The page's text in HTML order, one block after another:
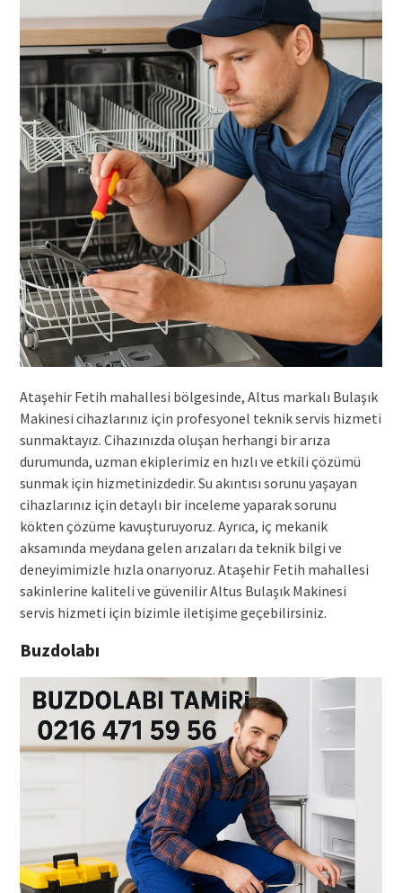
Ataşehir Fetih mahallesi bölgesinde, Altus markalı Bulaşık
Makinesi cihazlarınız için profesyonel teknik servis hizmeti
sunmaktayız. Cihazınızda oluşan herhangi bir arıza
durumunda, uzman ekiplerimiz en hızlı ve etkili çözümü
sunmak için hizmetinizdedir. Su akıntısı sorunu yaşayan
cihazlarınız için detaylı bir inceleme yaparak sorunu
kökten çözüme kavuşturuyoruz. Ayrıca, iç mekanik
aksamında meydana gelen arızaları da teknik bilgi ve
deneyimimizle hızla onarıyoruz. Ataşehir Fetih mahallesi
sakinlerine kaliteli ve güvenilir Altus Bulaşık Makinesi
servis hizmeti için bizimle iletişime geçebilirsiniz.
Buzdolabı